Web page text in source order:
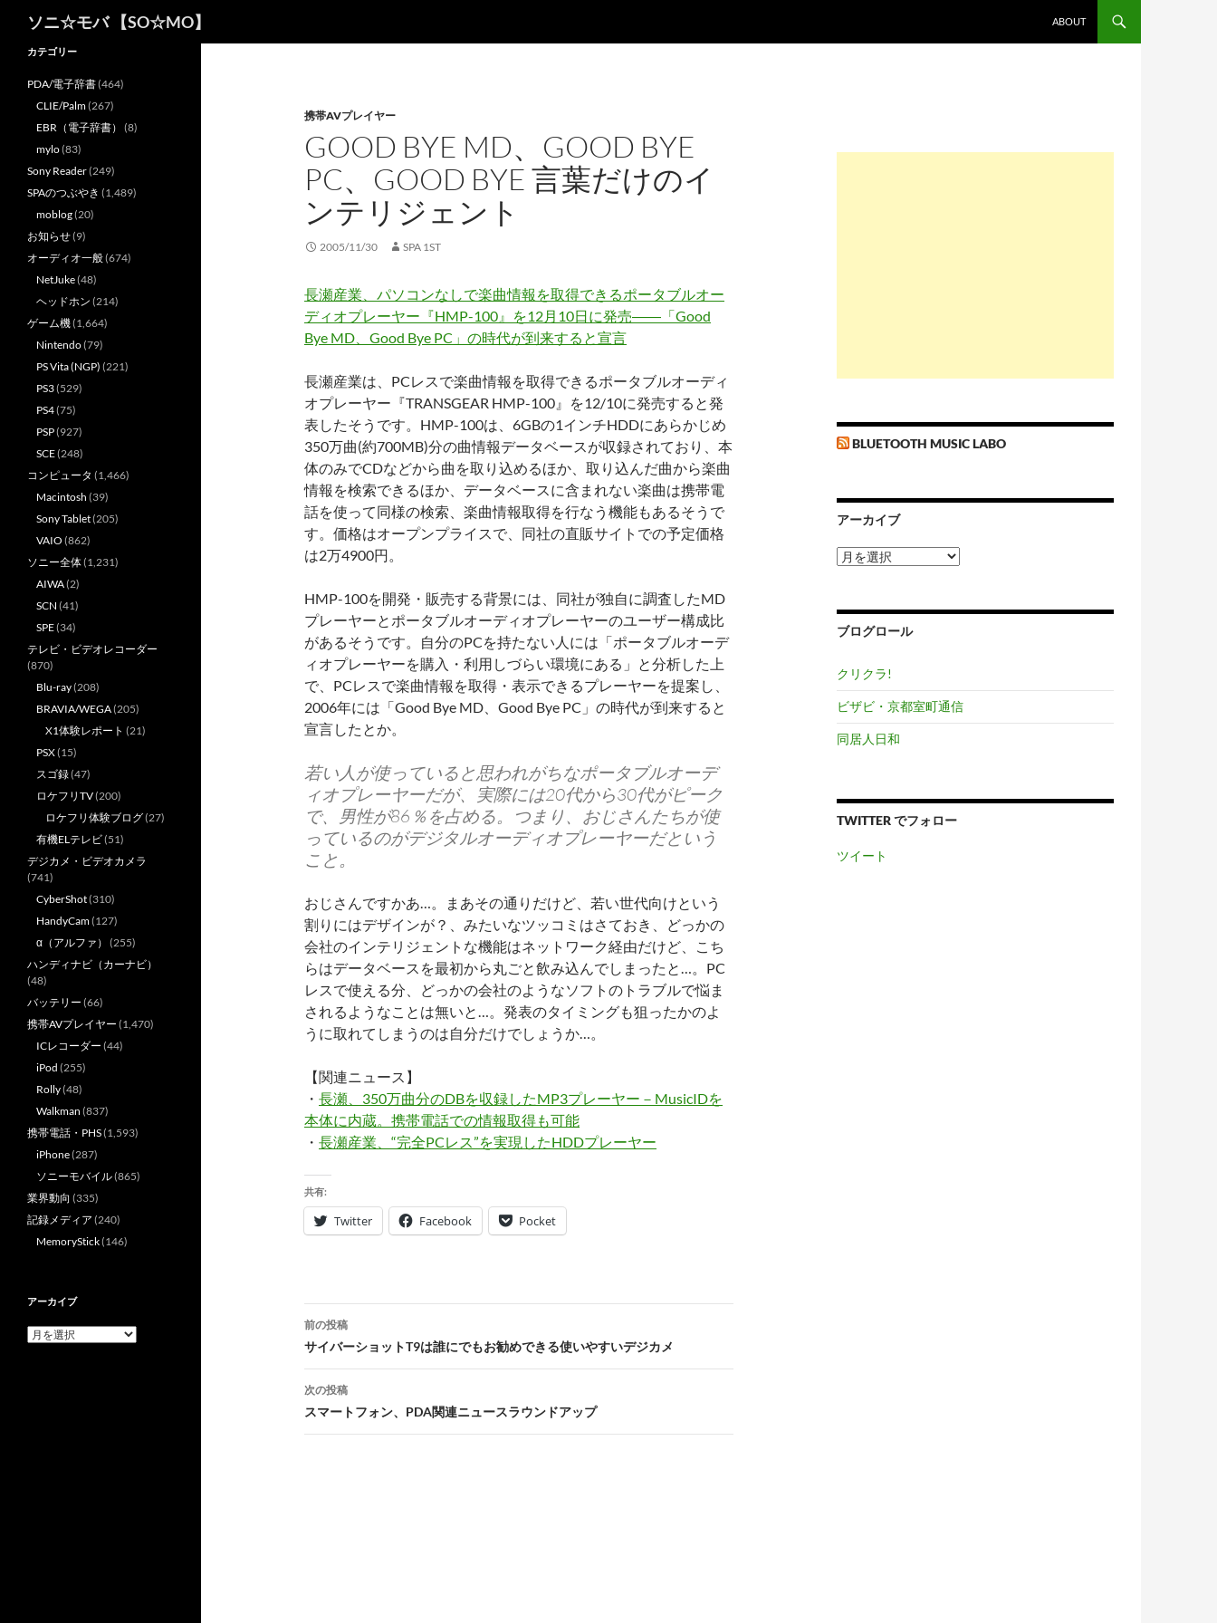
ソニ☆モバ 【SO☆MO】
ABOUT
携帯AVプレイヤー
GOOD BYE MD、GOOD BYE
PC、GOOD BYE 言葉だけのイ
ンテリジェント
2005/11/30 SPA 1ST
長瀬産業、パソコンなしで楽曲情報を取得できるポータブルオー
ディオプレーヤー『HMP-100』を12月10日に発売――「Good
Bye MD、Good Bye PC」の時代が到来すると宣言
長瀬産業は、PCレスで楽曲情報を取得できるポータブルオーディ
オプレーヤー『TRANSGEAR HMP-100』を12/10に発売すると発
表したそうです。HMP-100は、6GBの1インチHDDにあらかじめ
350万曲(約700MB)分の曲情報データベースが収録されており、本
体のみでCDなどから曲を取り込めるほか、取り込んだ曲から楽曲
情報を検索できるほか、データベースに含まれない楽曲は携帯電
話を使って同様の検索、楽曲情報取得を行なう機能もあるそうで
す。価格はオープンプライスで、同社の直販サイトでの予定価格
は2万4900円。
HMP-100を開発・販売する背景には、同社が独自に調査したMD
プレーヤーとポータブルオーディオプレーヤーのユーザー構成比
があるそうです。自分のPCを持たない人には「ポータブルオーデ
ィオプレーヤーを購入・利用しづらい環境にある」と分析した上
で、PCレスで楽曲情報を取得・表示できるプレーヤーを提案し、
2006年には「Good Bye MD、Good Bye PC」の時代が到来すると
宣言したとか。
若い人が使っていると思われがちなポータブルオーデ
ィオプレーヤーだが、実際には20代から30代がピーク
で、男性が86％を占める。つまり、おじさんたちが使
っているのがデジタルオーディオプレーヤーだという
こと。
おじさんですかあ…。まあその通りだけど、若い世代向けという
割りにはデザインが？、みたいなツッコミはさておき、どっかの
会社のインテリジェントな機能はネットワーク経由だけど、こち
らはデータベースを最初から丸ごと飲み込んでしまったと…。PC
レスで使える分、どっかの会社のようなソフトのトラブルで悩ま
されるようなことは無いと…。発表のタイミングも狙ったかのよ
うに取れてしまうのは自分だけでしょうか…。
【関連ニュース】
・ 長瀬、350万曲分のDBを収録したMP3プレーヤー－MusicIDを
本体に内蔵。携帯電話での情報取得も可能
・ 長瀬産業、“完全PCレス”を実現したHDDプレーヤー
共有:
Twitter Facebook Pocket
投
稿
ナ
ビ
ゲ
前の投稿
サイバーショットT9は誰にでもお勧めできる使いやすいデジカメ
次の投稿
スマートフォン、PDA関連ニュースラウンドアップ
BLUETOOTH MUSIC LABO
アーカイブ
ア
ー
ブ
ブログロール
クリクラ!
ビザビ・京都室町通信
同居人日和
TWITTER でフォロー
ツイート
カテゴリー
PDA/電子辞書(464)
CLIE/Palm(267)
EBR（電子辞書） (8)
mylo(83)
Sony Reader(249)
SPAのつぶやき (1,489)
moblog(20)
お知らせ(9)
オーディオ一般(674)
NetJuke(48)
ヘッドホン (214)
ゲーム機(1,664)
Nintendo(79)
PS Vita (NGP) (221)
PS3(529)
PS4(75)
PSP(927)
SCE(248)
コンピュータ (1,466)
Macintosh (39)
Sony Tablet(205)
VAIO (862)
ソニー全体(1,231)
AIWA(2)
SCN (41)
SPE(34)
テレビ・ビデオレコーダー
(870)
Blu-ray(208)
BRAVIA/WEGA(205)
X1体験レポート (21)
PSX(15)
スゴ録(47)
ロケフリTV(200)
ロケフリ体験ブログ(27)
有機ELテレビ(51)
デジカメ・ビデオカメラ
(741)
CyberShot(310)
HandyCam(127)
α（アルファ） (255)
ハンディナビ（カーナビ）
(48)
バッテリー (66)
携帯AVプレイヤー (1,470)
ICレコーダー (44)
iPod (255)
Rolly(48)
Walkman (837)
携帯電話・PHS(1,593)
iPhone(287)
ソニーモバイル(865)
業界動向 (335)
記録メディア (240)
MemoryStick(146)
アーカイブ
ア